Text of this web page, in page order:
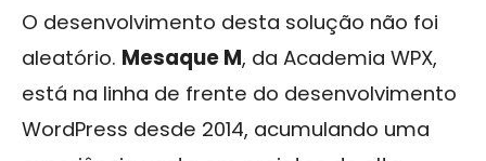
O desenvolvimento desta solução não foi
aleatório. Mesaque M, da Academia WPX,
está na linha de frente do desenvolvimento
WordPress desde 2014, acumulando uma